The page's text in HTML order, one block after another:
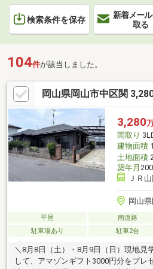
検索条件を保存
新着メー
取る
104件が該当しました。
岡山県岡山市中区関
3,280
間取り
建物面積
土地面積
築年月
ＪＲ
岡山
平屋 南道路
駐車場あり
駐車2台
＼8月8日（土）・8月9日（日）現地見
して、アマゾンギフト3000円分をプ